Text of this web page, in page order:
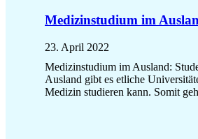
Medizinstudium im
23. April 2022
Medizinstudium im Ausland:
Ausland gibt es etliche
Medizin studieren kann. Somit